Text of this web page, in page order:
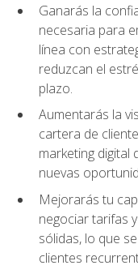
Ganarás la
necesaria para
línea con
reduzcan el
plazo.
Aumentarás la
cartera de
marketing digital
nuevas
Mejorarás tu
negociar tarifas
sólidas, lo que
clientes